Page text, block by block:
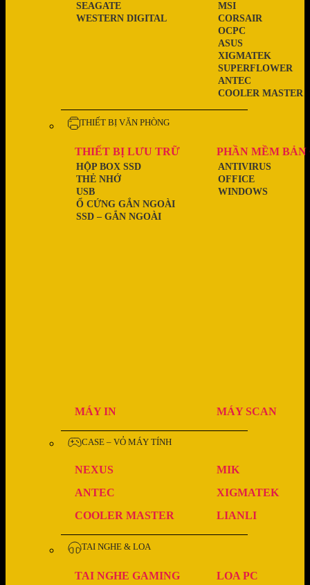
WESTERN DIGITAL
SEAGATE
COOLER MASTER
ANTEC
SUPERFLOWER
XIGMATEK
ASUS
OCPC
CORSAIR
MSI
THIẾT BỊ VĂN PHÒNG
THIẾT BỊ LƯU TRỮ
SSD – GẮN NGOÀI
Ổ CỨNG GẮN NGOÀI
USB
THẺ NHỚ
HỘP BOX SSD
PHẦN MỀM BẢN
WINDOWS
OFFICE
ANTIVIRUS
MÁY IN MÁY SCAN
CASE – VỎ MÁY TÍNH
NEXUS
MIK
ANTEC
XIGMATEK
COOLER MASTER
LIANLI
TAI NGHE & LOA
TAI NGHE GAMING LOA PC